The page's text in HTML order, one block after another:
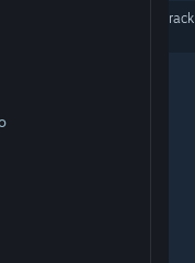
di Steam
per desktop
Children of the Sun Soundtrack